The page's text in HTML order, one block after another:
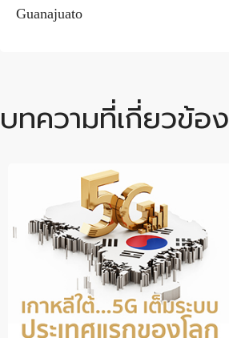
Guanajuato
บทความที่เกี่ยวข้อง